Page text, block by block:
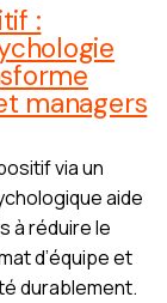
:
managers
via un
aide
à réduire le
d’équipe et
durablement.